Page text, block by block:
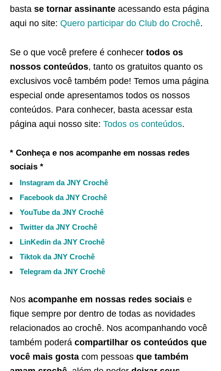
basta se tornar assinante acessando esta página
aqui no site: Quero participar do Club do Crochê.
Se o que você prefere é conhecer todos os
nossos conteúdos, tanto os gratuitos quanto os
exclusivos você também pode! Temos uma página
especial onde apresentamos todos os nossos
conteúdos. Para conhecer, basta acessar esta
página aqui nosso site: Todos os conteúdos.
* Conheça e nos acompanhe em nossas redes
sociais *
Instagram da JNY Crochê
Facebook da JNY Crochê
YouTube da JNY Crochê
Twitter da JNY Crochê
LinKedin da JNY Crochê
Tiktok da JNY Crochê
Telegram da JNY Crochê
Nos acompanhe em nossas redes sociais e
fique sempre por dentro de todas as novidades
relacionados ao crochê. Nos acompanhando você
também poderá compartilhar os conteúdos que
você mais gosta com pessoas que também